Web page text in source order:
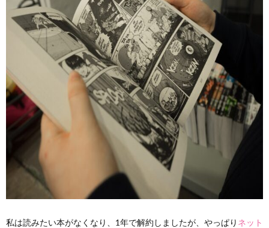
私は読みたい本がなくなり、1年で解約しましたが、やっぱり ネット